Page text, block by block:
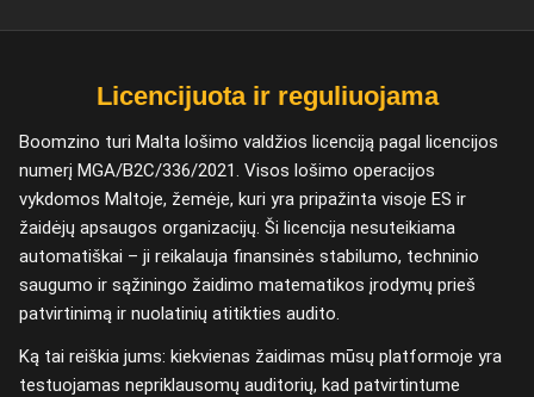
Licencijuota ir reguliuojama
Boomzino turi Malta lošimo valdžios licenciją pagal licencijos
numerį MGA/B2C/336/2021. Visos lošimo operacijos
vykdomos Maltoje, žemėje, kuri yra pripažinta visoje ES ir
žaidėjų apsaugos organizacijų. Ši licencija nesuteikiama
automatiškai – ji reikalauja finansinės stabilumo, techninio
saugumo ir sąžiningo žaidimo matematikos įrodymų prieš
patvirtinimą ir nuolatinių atitikties audito.
Ką tai reiškia jums: kiekvienas žaidimas mūsų platformoje yra
testuojamas nepriklausomų auditorių, kad patvirtintume